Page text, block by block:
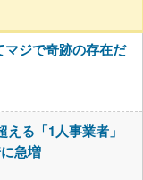
マジで奇跡の存在だ
る「1人事業者」
急増